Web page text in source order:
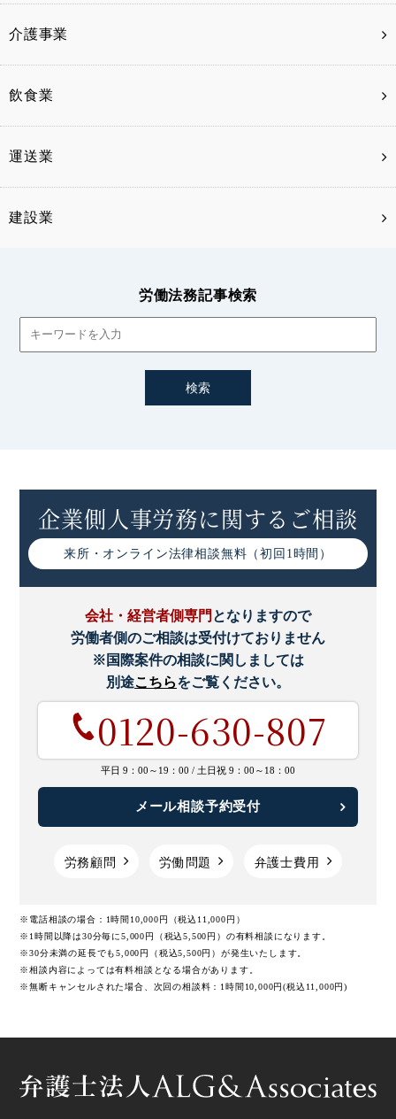
介護事業
飲食業
運送業
建設業
労働法務記事検索
企業側人事労務に関するご相談
来所・オンライン法律相談無料（初回1時間）
会社・経営者側専門 となりますので
労働者側のご相談は受付けておりません
※国際案件の相談に関しましては
別途こちらをご覧ください。
0120-630-807
平日 9：00～19：00 / 土日祝 9：00～18：00
メール相談予約受付
労務顧問 労働問題 弁護士費用
※電話相談の場合：1時間10,000円（税込11,000円）
※1時間以降は30分毎に5,000円（税込5,500円）の有料相談になります。
※30分未満の延長でも5,000円（税込5,500円）が発生いたします。
※相談内容によっては有料相談となる場合があります。
※無断キャンセルされた場合、次回の相談料：1時間10,000円(税込11,000円)